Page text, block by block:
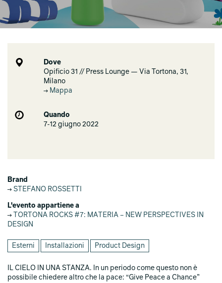
Dove
Opificio 31 // Press Lounge — Via Tortona, 31,
Milano
Mappa
Quando
7-12 giugno 2022
Brand
STEFANO ROSSETTI
L'evento appartiene a
TORTONA ROCKS #7: MATERIA – NEW PERSPECTIVES IN
DESIGN
Esterni Installazioni Product Design
IL CIELO IN UNA STANZA. In un periodo come questo non è
possibile chiedere altro che la pace: “Give Peace a Chance”